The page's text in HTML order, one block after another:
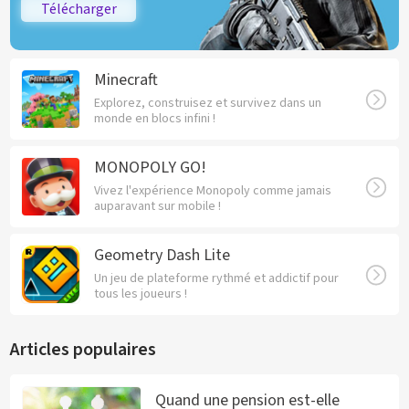
Télécharger
Minecraft
Explorez, construisez et survivez dans un
monde en blocs infini !
MONOPOLY GO!
Vivez l'expérience Monopoly comme jamais
auparavant sur mobile !
Geometry Dash Lite
Un jeu de plateforme rythmé et addictif pour
tous les joueurs !
Articles populaires
Quand une pension est-elle